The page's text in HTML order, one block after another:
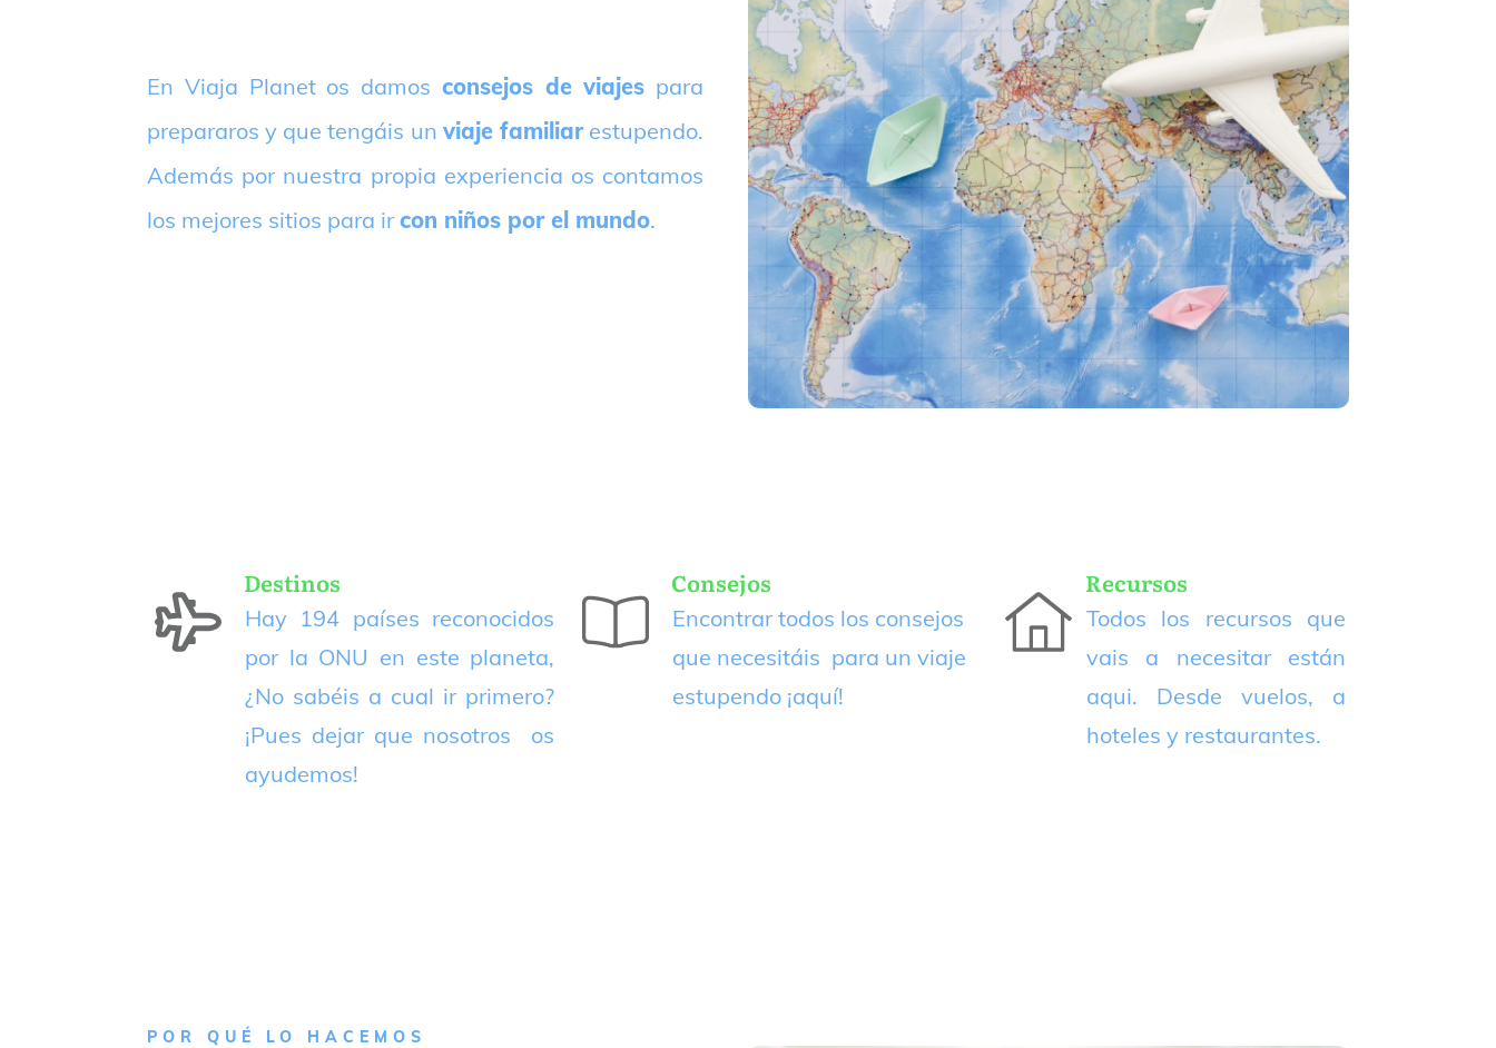
En Viaja Planet os damos consejos de viajes para
prepararos y que tengáis un viaje familiarestupendo.
Además por nuestra propia experiencia os contamos
los mejores sitios para ir con niños por el mundo.
Destinos
Hay 194 países reconocidos
por la ONU en este planeta,
¿No sabéis a cual ir primero?
¡Pues dejar que nosotros os
ayudemos!
Consejos
Encontrar todos los consejos
que necesitáis para un viaje
estupendo ¡aquí!
Recursos
Todos los recursos que
vais a necesitar están
aqui. Desde vuelos, a
hoteles y restaurantes.
P OR QUÉ LO HACEMOS